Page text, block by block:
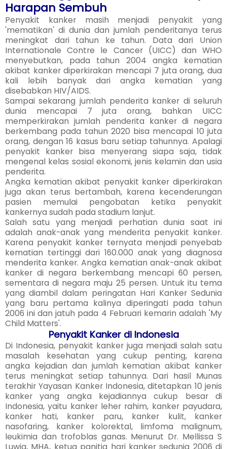
Harapan Sembuh
Penyakit kanker masih menjadi penyakit yang
'mematikan' di dunia dan jumlah penderitanya terus
meningkat dari tahun ke tahun. Data dari Union
Internationale Contre le Cancer (UICC) dan WHO
menyebutkan, pada tahun 2004 angka kematian
akibat kanker diperkirakan mencapi 7 juta orang, dua
kali lebih banyak dari angka kematian yang
disebabkan HIV/AIDS.
Sampai sekarang jumlah penderita kanker di seluruh
dunia mencapai 7 juta orang, bahkan UICC
memperkirakan jumlah penderita kanker di negara
berkembang pada tahun 2020 bisa mencapai 10 juta
orang, dengan 16 kasus baru setiap tahunnya. Apalagi
penyakit kanker bisa menyerang siapa saja, tidak
mengenal kelas sosial ekonomi, jenis kelamin dan usia
penderita.
Angka kematian akibat penyakit kanker diperkirakan
juga akan terus bertambah, karena kecenderungan
pasien memulai pengobatan ketika penyakit
kankernya sudah pada stadium lanjut.
Salah satu yang menjadi perhatian dunia saat ini
adalah anak-anak yang menderita penyakit kanker.
Karena penyakit kanker ternyata menjadi penyebab
kematian tertinggi dari 160.000 anak yang diagnosa
menderita kanker. Angka kematian anak-anak akibat
kanker di negara berkembang mencapi 60 persen,
sementara di negara maju 25 persen. Untuk itu tema
yang diambil dalam peringatan Hari Kanker Sedunia
yang baru pertama kalinya diperingati pada tahun
2006 ini dan jatuh pada 4 Februari kemarin adalah 'My
Child Matters'.
Penyakit Kanker di Indonesia
Di Indonesia, penyakit kanker juga menjadi salah satu
masalah kesehatan yang cukup penting, karena
angka kejadian dan jumlah kematian akibat kanker
terus meningkat setiap tahunnya. Dari hasil Munas
terakhir Yayasan Kanker Indonesia, ditetapkan 10 jenis
kanker yang angka kejadiannya cukup besar di
Indonesia, yaitu kanker leher rahim, kanker payudara,
kanker hati, kanker paru, kanker kulit, kanker
nasofaring, kanker kolorektal, limfoma malignum,
leukimia dan trofoblas ganas. Menurut Dr. Mellissa S